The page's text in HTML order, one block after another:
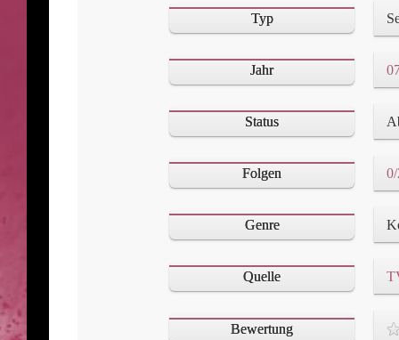
Typ
Jahr
Status
Folgen
Genre
Quelle
Bewertung